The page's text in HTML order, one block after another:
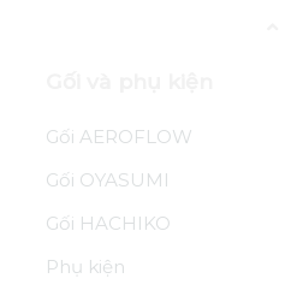
Gối AEROFLOW
Gối OYASUMI
Gối HACHIKO
Phụ kiện